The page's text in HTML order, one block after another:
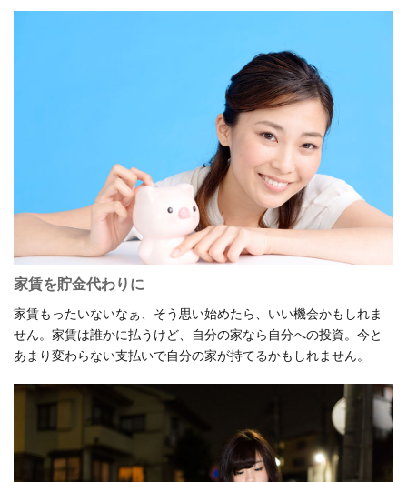
家賃を貯金代わりに
家賃もったいないなぁ、そう思い始めたら、いい機会かもしれま
せん。家賃は誰かに払うけど、自分の家なら自分への投資。今と
あまり変わらない支払いで自分の家が持てるかもしれません。